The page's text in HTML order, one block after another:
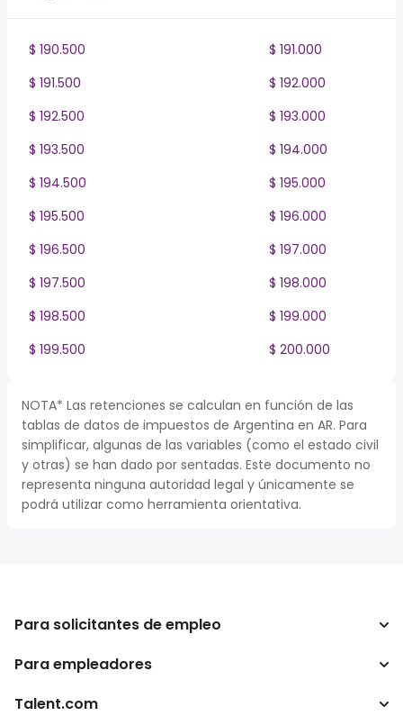
$ 190.500
$ 191.000
$ 191.500
$ 192.000
$ 192.500
$ 193.000
$ 193.500
$ 194.000
$ 194.500
$ 195.000
$ 195.500
$ 196.000
$ 196.500
$ 197.000
$ 197.500
$ 198.000
$ 198.500
$ 199.000
$ 199.500
$ 200.000
NOTA* Las retenciones se calculan en función de las
tablas de datos de impuestos de Argentina en AR. Para
simplificar, algunas de las variables (como el estado civil
y otras) se han dado por sentadas. Este documento no
representa ninguna autoridad legal y únicamente se
podrá utilizar como herramienta orientativa.
Para solicitantes de empleo
Buscador de trabajo
Para empleadores
Empresa
Talent.com